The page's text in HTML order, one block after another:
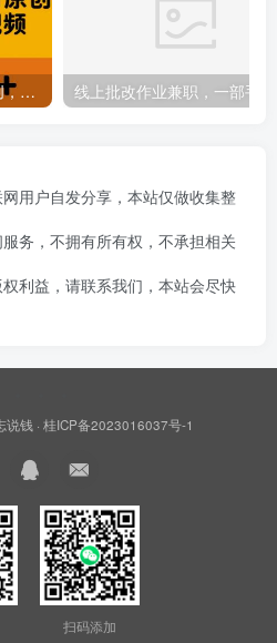
AI一键操作生成百分百原创，揭秘情感聊天记录视频，当下视频号爆火新赛道
用户自发分享，本站仅做收集整
务，不拥有所有权，不承担相关
利益，请联系我们，本站会尽快
说钱· 桂ICP备2023016037号-1
扫码添加